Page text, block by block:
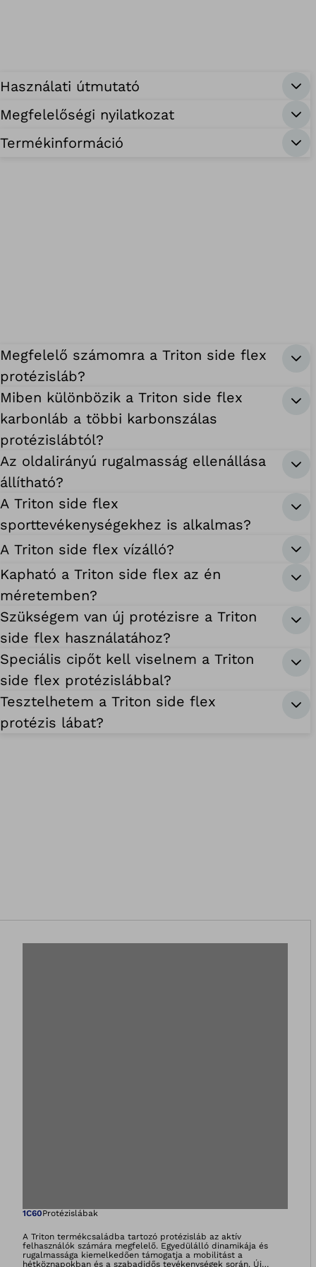
Használati útmutató
Megfelelőségi nyilatkozat
Termékinformáció
Megfelelő számomra a Triton side flex
protézisláb?
Miben különbözik a Triton side flex
karbonláb a többi karbonszálas
protézislábtól?
Az oldalirányú rugalmasság ellenállása
állítható?
A Triton side flex
sporttevékenységekhez is alkalmas?
A Triton side flex vízálló?
Kapható a Triton side flex az én
méretemben?
Szükségem van új protézisre a Triton
side flex használatához?
Speciális cipőt kell viselnem a Triton
side flex protézislábbal?
Tesztelhetem a Triton side flex
protézis lábat?
Megnyitja a
1C60Protézislábak
A Triton termékcsaládba tartozó protézisláb az aktív
felhasználók számára megfelelő. Egyedülálló dinamikája és
rugalmassága kiemelkedően támogatja a mobilitást a
hétköznapokban és a szabadidős tevékenységek során. Új